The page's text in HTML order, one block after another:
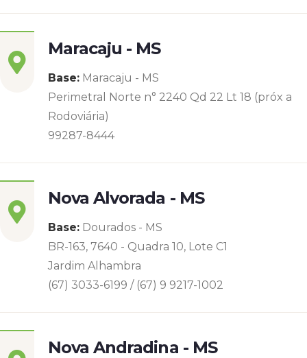
Maracaju - MS
Base: Maracaju - MS
Perimetral Norte n° 2240 Qd 22 Lt 18 (próx a
Rodoviária)
99287-8444
Nova Alvorada - MS
Base: Dourados - MS
BR-163, 7640 - Quadra 10, Lote C1
Jardim Alhambra
(67) 3033-6199 / (67) 9 9217-1002
Nova Andradina - MS